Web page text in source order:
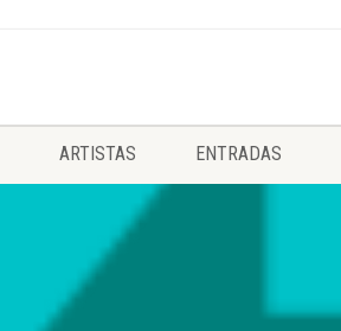
ARTISTAS ENTRADAS